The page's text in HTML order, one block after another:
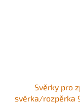
Svěrky pro
svěrka/rozpěrka